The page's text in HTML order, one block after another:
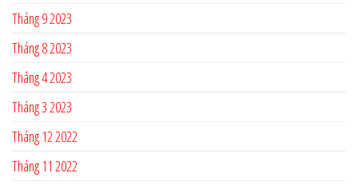
Tháng 9 2023
Tháng 8 2023
Tháng 4 2023
Tháng 3 2023
Tháng 12 2022
Tháng 11 2022